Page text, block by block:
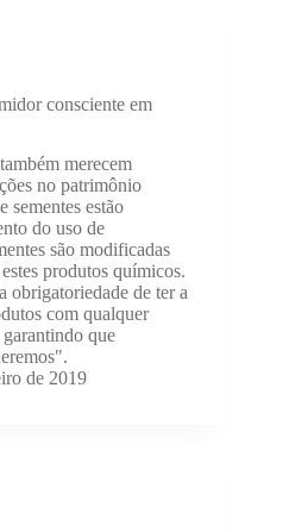
consciente em
merecem
no patrimônio
sementes estão
do uso de
são modificadas
produtos químicos.
obrigatoriedade de ter a
com qualquer
que
de 2019